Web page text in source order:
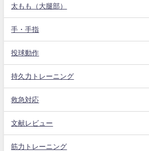
太もも（大腿部）
手・手指
投球動作
持久力トレーニング
救急対応
文献レビュー
筋力トレーニング